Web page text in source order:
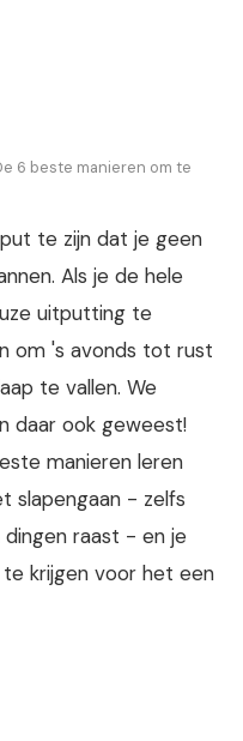
6 beste manieren om te
te zijn dat je geen
Als je de hele
uitputting te
om 's avonds tot rust
te vallen. We
daar ook geweest!
manieren leren
slapengaan - zelfs
raast - en je
krijgen voor het een